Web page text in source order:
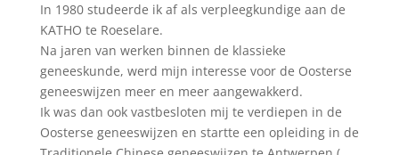
In 1980 studeerde ik af als verpleegkundige aan de
KATHO te Roeselare.
Na jaren van werken binnen de klassieke
geneeskunde, werd mijn interesse voor de Oosterse
geneeswijzen meer en meer aangewakkerd.
Ik was dan ook vastbesloten mij te verdiepen in de
Oosterse geneeswijzen en startte een opleiding in de